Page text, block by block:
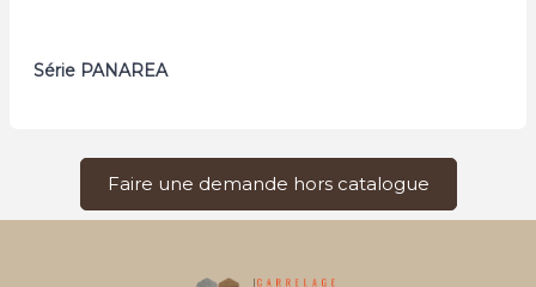
Série PANAREA
Faire une demande hors catalogue